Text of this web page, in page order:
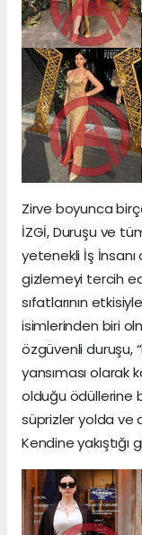
Zirve boyunca
İZGİ, Duruşu ve
yetenekli İş
gizlemeyi tercih
sıfatlarının
isimlerinden biri
özgüvenli duruşu,
yansıması olarak
olduğu ödüllerine
süprizler yolda ve
Kendine yakıştığı